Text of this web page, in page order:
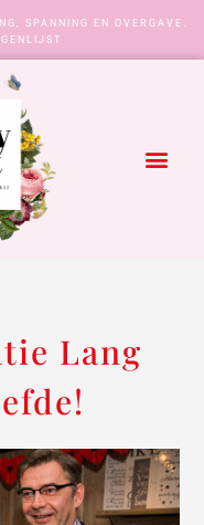
SPANNING EN OVERGAVE.
Lang